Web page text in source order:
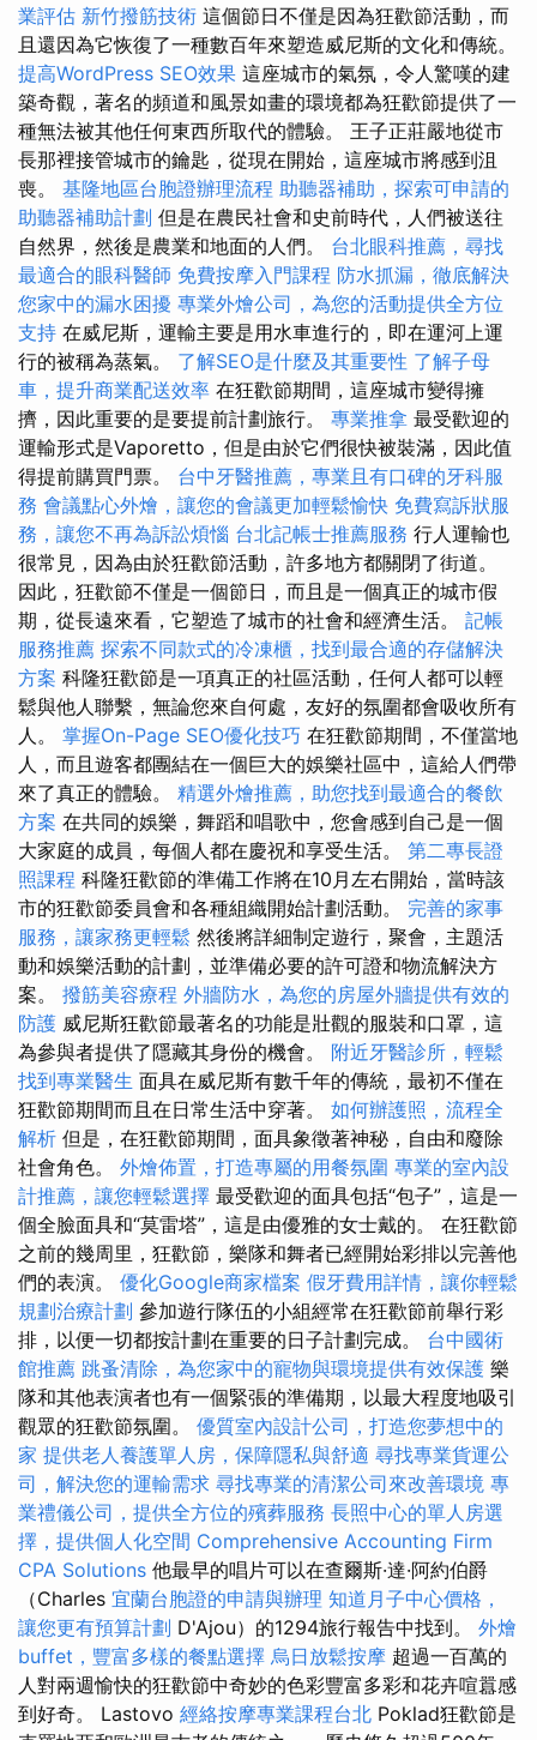
業評估 新竹撥筋技術 這個節日不僅是因為狂歡節活動，而
且還因為它恢復了一種數百年來塑造威尼斯的文化和傳統。
提高WordPress SEO效果 這座城市的氣氛，令人驚嘆的建
築奇觀，著名的頻道和風景如畫的環境都為狂歡節提供了一
種無法被其他任何東西所取代的體驗。 王子正莊嚴地從市
長那裡接管城市的鑰匙，從現在開始，這座城市將感到沮
喪。 基隆地區台胞證辦理流程 助聽器補助，探索可申請的
助聽器補助計劃 但是在農民社會和史前時代，人們被送往
自然界，然後是農業和地面的人們。 台北眼科推薦，尋找
最適合的眼科醫師 免費按摩入門課程 防水抓漏，徹底解決
您家中的漏水困擾 專業外燴公司，為您的活動提供全方位
支持 在威尼斯，運輸主要是用水車進行的，即在運河上運
行的被稱為蒸氣。 了解SEO是什麼及其重要性 了解子母
車，提升商業配送效率 在狂歡節期間，這座城市變得擁
擠，因此重要的是要提前計劃旅行。 專業推拿 最受歡迎的
運輸形式是Vaporetto，但是由於它們很快被裝滿，因此值
得提前購買門票。 台中牙醫推薦，專業且有口碑的牙科服
務 會議點心外燴，讓您的會議更加輕鬆愉快 免費寫訴狀服
務，讓您不再為訴訟煩惱 台北記帳士推薦服務 行人運輸也
很常見，因為由於狂歡節活動，許多地方都關閉了街道。
因此，狂歡節不僅是一個節日，而且是一個真正的城市假
期，從長遠來看，它塑造了城市的社會和經濟生活。 記帳
服務推薦 探索不同款式的冷凍櫃，找到最合適的存儲解決
方案 科隆狂歡節是一項真正的社區活動，任何人都可以輕
鬆與他人聯繫，無論您來自何處，友好的氛圍都會吸收所有
人。 掌握On-Page SEO優化技巧 在狂歡節期間，不僅當地
人，而且遊客都團結在一個巨大的娛樂社區中，這給人們帶
來了真正的體驗。 精選外燴推薦，助您找到最適合的餐飲
方案 在共同的娛樂，舞蹈和唱歌中，您會感到自己是一個
大家庭的成員，每個人都在慶祝和享受生活。 第二專長證
照課程 科隆狂歡節的準備工作將在10月左右開始，當時該
市的狂歡節委員會和各種組織開始計劃活動。 完善的家事
服務，讓家務更輕鬆 然後將詳細制定遊行，聚會，主題活
動和娛樂活動的計劃，並準備必要的許可證和物流解決方
案。 撥筋美容療程 外牆防水，為您的房屋外牆提供有效的
防護 威尼斯狂歡節最著名的功能是壯觀的服裝和口罩，這
為參與者提供了隱藏其身份的機會。 附近牙醫診所，輕鬆
找到專業醫生 面具在威尼斯有數千年的傳統，最初不僅在
狂歡節期間而且在日常生活中穿著。 如何辦護照，流程全
解析 但是，在狂歡節期間，面具象徵著神秘，自由和廢除
社會角色。 外燴佈置，打造專屬的用餐氛圍 專業的室內設
計推薦，讓您輕鬆選擇 最受歡迎的面具包括“包子”，這是一
個全臉面具和“莫雷塔”，這是由優雅的女士戴的。 在狂歡節
之前的幾周里，狂歡節，樂隊和舞者已經開始彩排以完善他
們的表演。 優化Google商家檔案 假牙費用詳情，讓你輕鬆
規劃治療計劃 參加遊行隊伍的小組經常在狂歡節前舉行彩
排，以便一切都按計劃在重要的日子計劃完成。 台中國術
館推薦 跳蚤清除，為您家中的寵物與環境提供有效保護 樂
隊和其他表演者也有一個緊張的準備期，以最大程度地吸引
觀眾的狂歡節氛圍。 優質室內設計公司，打造您夢想中的
家 提供老人養護單人房，保障隱私與舒適 尋找專業貨運公
司，解決您的運輸需求 尋找專業的清潔公司來改善環境 專
業禮儀公司，提供全方位的殯葬服務 長照中心的單人房選
擇，提供個人化空間 Comprehensive Accounting Firm
CPA Solutions 他最早的唱片可以在查爾斯·達·阿約伯爵
（Charles 宜蘭台胞證的申請與辦理 知道月子中心價格，
讓您更有預算計劃 D'Ajou）的1294旅行報告中找到。 外燴
buffet，豐富多樣的餐點選擇 烏日放鬆按摩 超過一百萬的
人對兩週愉快的狂歡節中奇妙的色彩豐富多彩和花卉喧囂感
到好奇。 Lastovo 經絡按摩專業課程台北 Poklad狂歡節是